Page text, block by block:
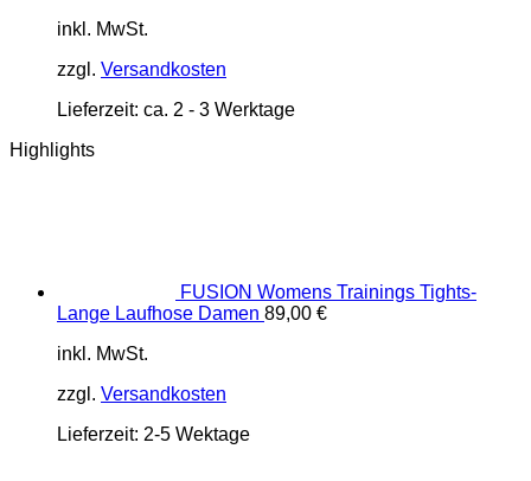
inkl. MwSt.
zzgl. Versandkosten
Lieferzeit: ca. 2 - 3 Werktage
Highlights
FUSION Womens Trainings Tights-
Lange Laufhose Damen 89,00 €
inkl. MwSt.
zzgl. Versandkosten
Lieferzeit: 2-5 Wektage